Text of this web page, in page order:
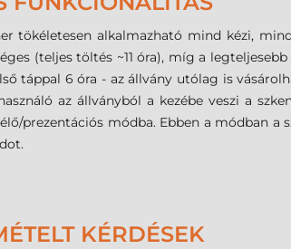
tökéletesen alkalmazható mind kézi,
(teljes töltés ~11 óra), míg a
táppal 6 óra - az állvány utólag is
az állványból a kezébe veszi a
prezentációs módba. Ebben a módban
KÉRDÉSEK